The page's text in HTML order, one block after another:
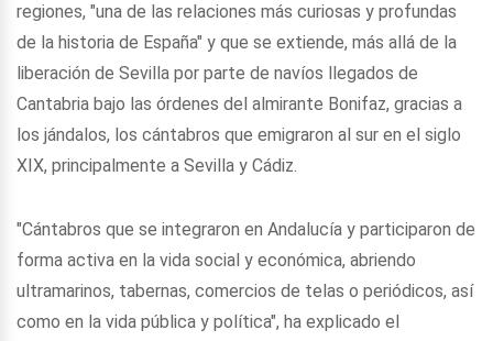
regiones, "una de las relaciones más curiosas y profundas
de la historia de España" y que se extiende, más allá de la
liberación de Sevilla por parte de navíos llegados de
Cantabria bajo las órdenes del almirante Bonifaz, gracias a
los jándalos, los cántabros que emigraron al sur en el siglo
XIX, principalmente a Sevilla y Cádiz.
"Cántabros que se integraron en Andalucía y participaron de
forma activa en la vida social y económica, abriendo
ultramarinos, tabernas, comercios de telas o periódicos, así
como en la vida pública y política", ha explicado el